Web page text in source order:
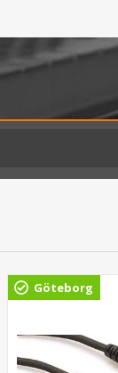
Göteborg